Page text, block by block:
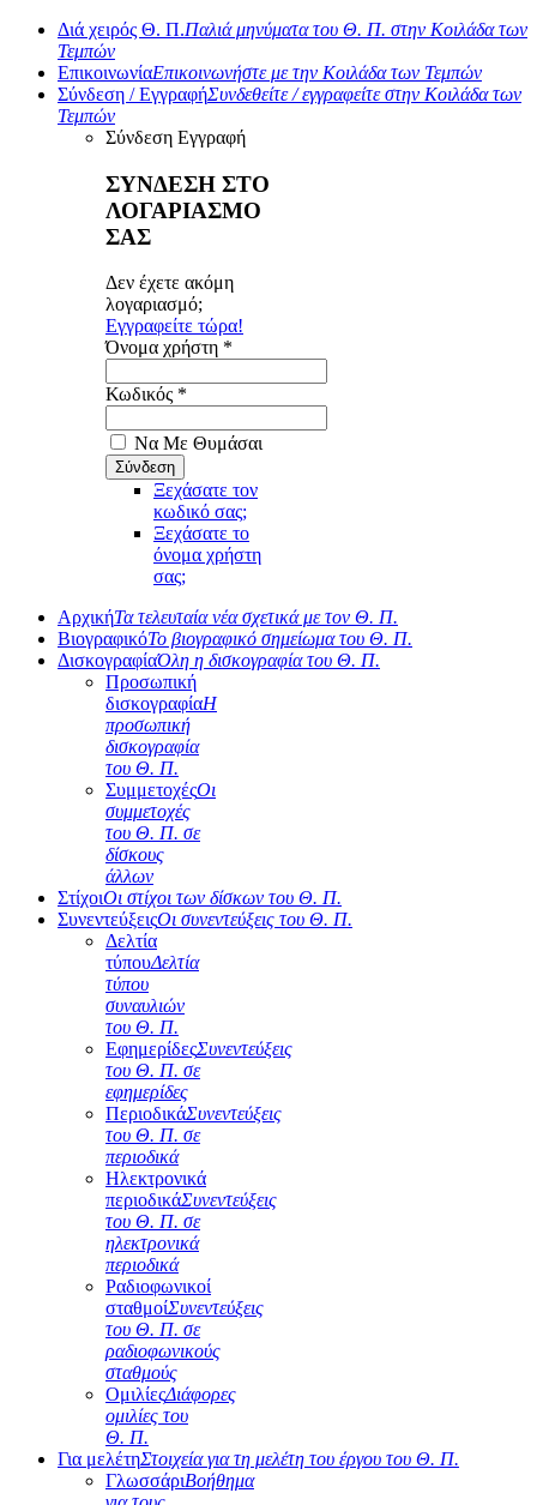
Διά χειρός Θ. Π.Παλιά μηνύματα του Θ. Π. στην Κοιλάδα των
Τεμπών
ΕπικοινωνίαΕπικοινωνήστε με την Κοιλάδα των Τεμπών
Σύνδεση / ΕγγραφήΣυνδεθείτε / εγγραφείτε στην Κοιλάδα των
Τεμπών
Σύνδεση Εγγραφή
ΣΥΝΔΕΣΗ ΣΤΟ
ΛΟΓΑΡΙΑΣΜΟ
ΣΑΣ
Δεν έχετε ακόμη
λογαριασμό;
Εγγραφείτε τώρα!
Όνομα χρήστη *
Κωδικός *
Να Με Θυμάσαι
Ξεχάσατε τον
κωδικό σας;
Ξεχάσατε το
όνομα χρήστη
σας;
ΑρχικήΤα τελευταία νέα σχετικά με τον Θ. Π.
ΒιογραφικόΤο βιογραφικό σημείωμα του Θ. Π.
ΔισκογραφίαΌλη η δισκογραφία του Θ. Π.
Προσωπική
δισκογραφίαΗ
προσωπική
δισκογραφία
του Θ. Π.
ΣυμμετοχέςΟι
συμμετοχές
του Θ. Π. σε
δίσκους
άλλων
ΣτίχοιΟι στίχοι των δίσκων του Θ. Π.
ΣυνεντεύξειςΟι συνεντεύξεις του Θ. Π.
Δελτία
τύπουΔελτία
τύπου
συναυλιών
του Θ. Π.
ΕφημερίδεςΣυνεντεύξεις
του Θ. Π. σε
εφημερίδες
ΠεριοδικάΣυνεντεύξεις
του Θ. Π. σε
περιοδικά
Ηλεκτρονικά
περιοδικάΣυνεντεύξεις
του Θ. Π. σε
ηλεκτρονικά
περιοδικά
Ραδιοφωνικοί
σταθμοίΣυνεντεύξεις
του Θ. Π. σε
ραδιοφωνικούς
σταθμούς
ΟμιλίεςΔιάφορες
ομιλίες του
Θ. Π.
Για μελέτηΣτοιχεία για τη μελέτη του έργου του Θ. Π.
ΓλωσσάριΒοήθημα